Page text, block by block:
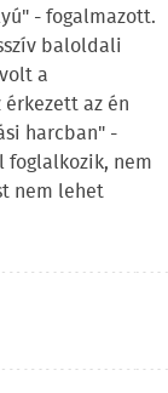
- fogalmazott.
baloldali
a
az én
harcban" -
foglalkozik, nem
nem lehet